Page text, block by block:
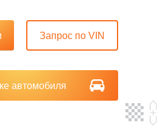
Запрос по VIN
автомобиля